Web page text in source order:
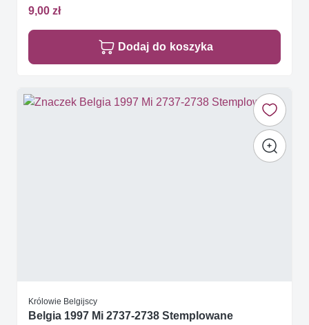
9,00 zł
Dodaj do koszyka
Królowie Belgijscy
Belgia 1997 Mi 2737-2738 Stemplowane